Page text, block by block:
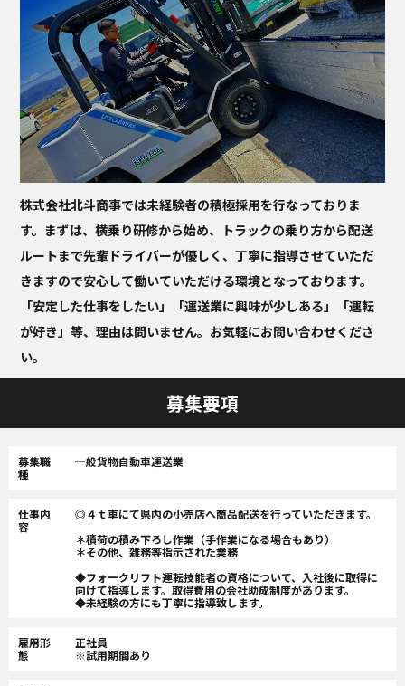
株式会社北斗商事では未経験者の積極採用を行なっておりま
す。まずは、横乗り研修から始め、トラックの乗り方から配送
ルートまで先輩ドライバーが優しく、丁寧に指導させていただ
きますので安心して働いていただける環境となっております。
「安定した仕事をしたい」「運送業に興味が少しある」「運転
が好き」等、理由は問いません。お気軽にお問い合わせくださ
い。
募集要項
募集職
種
一般貨物自動車運送業
仕事内
容
◎４ｔ車にて県内の小売店へ商品配送を行っていただきます。
＊積荷の積み下ろし作業（手作業になる場合もあり）
＊その他、雑務等指示された業務
◆フォークリフト運転技能者の資格について、入社後に取得に
向けて指導します。取得費用の会社助成制度があります。
◆未経験の方にも丁寧に指導致します。
雇用形
態
正社員
※試用期間あり